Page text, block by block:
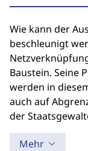
Wie kann der
beschleunigt
Baustein. Seine
werden in
auch auf
der
Mehr